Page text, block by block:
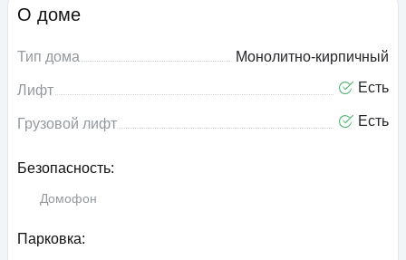
О доме
Тип дома Монолитно-кирпичный
Лифт Есть
Грузовой лифт Есть
Безопасность:
Домофон
Парковка: